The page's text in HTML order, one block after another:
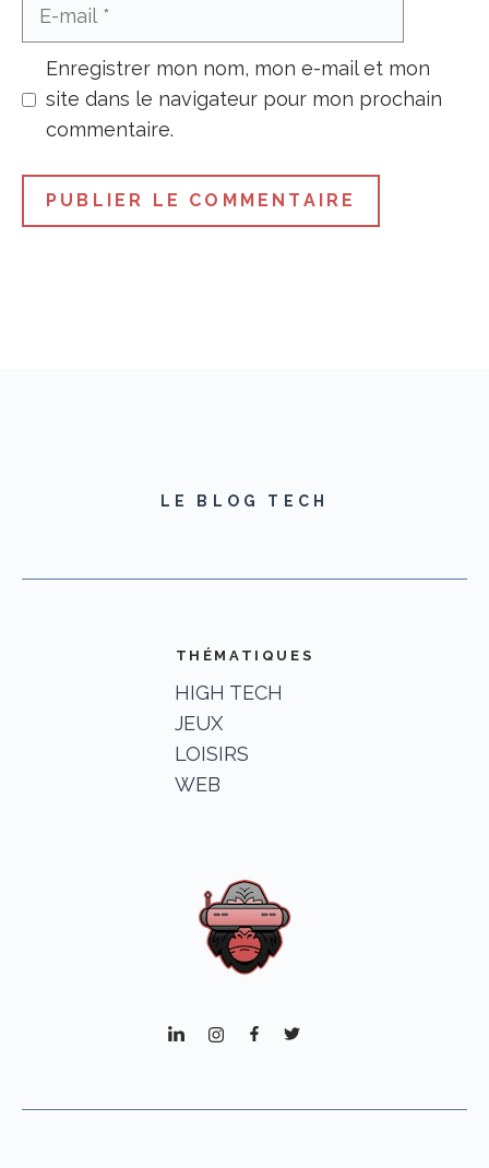
Enregistrer mon nom, mon e-mail et mon
site dans le navigateur pour mon prochain
commentaire.
LE BLOG TECH
THÉMATIQUES
HIGH TECH
JEUX
LOISIRS
WEB